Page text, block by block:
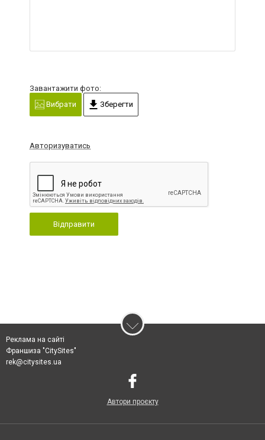
Завантажити фото:
Вибрати
Зберегти
Авторизуватись
Відправити
Реклама на сайті
Франшиза "CitySites"
rek@citysites.ua
Автори проєкту